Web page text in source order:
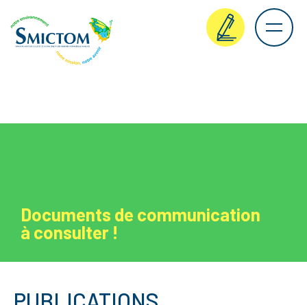
Documents de communication
à consulter !